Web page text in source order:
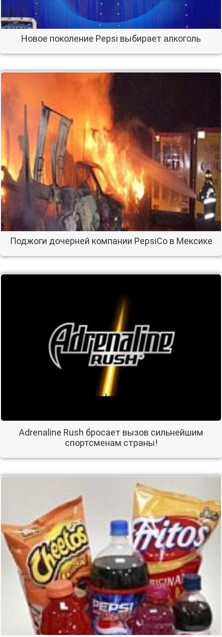
Новое поколение Pepsi выбирает алкоголь
Поджоги дочерней компании PepsiCo в Мексике
Adrenaline Rush бросает вызов сильнейшим
спортсменам страны!